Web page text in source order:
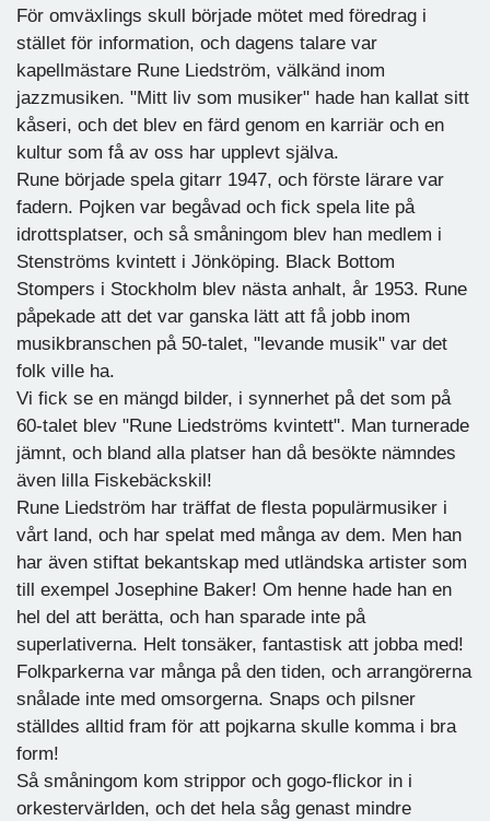
För omväxlings skull började mötet med föredrag i
stället för information, och dagens talare var
kapellmästare Rune Liedström, välkänd inom
jazzmusiken. "Mitt liv som musiker" hade han kallat sitt
kåseri, och det blev en färd genom en karriär och en
kultur som få av oss har upplevt själva.
Rune började spela gitarr 1947, och förste lärare var
fadern. Pojken var begåvad och fick spela lite på
idrottsplatser, och så småningom blev han medlem i
Stenströms kvintett i Jönköping. Black Bottom
Stompers i Stockholm blev nästa anhalt, år 1953. Rune
påpekade att det var ganska lätt att få jobb inom
musikbranschen på 50-talet, "levande musik" var det
folk ville ha.
Vi fick se en mängd bilder, i synnerhet på det som på
60-talet blev "Rune Liedströms kvintett". Man turnerade
jämnt, och bland alla platser han då besökte nämndes
även lilla Fiskebäckskil!
Rune Liedström har träffat de flesta populärmusiker i
vårt land, och har spelat med många av dem. Men han
har även stiftat bekantskap med utländska artister som
till exempel Josephine Baker! Om henne hade han en
hel del att berätta, och han sparade inte på
superlativerna. Helt tonsäker, fantastisk att jobba med!
Folkparkerna var många på den tiden, och arrangörerna
snålade inte med omsorgerna. Snaps och pilsner
ställdes alltid fram för att pojkarna skulle komma i bra
form!
Så småningom kom strippor och gogo-flickor in i
orkestervärlden, och det hela såg genast mindre